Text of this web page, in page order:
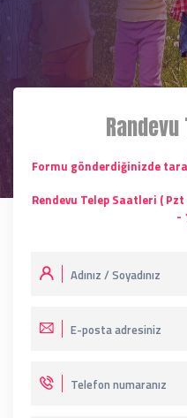
Formu gönderdiğinizde
Rendevu Telep Saatleri (
-